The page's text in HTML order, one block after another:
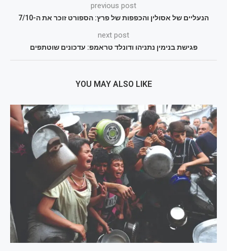
previous post
הנעליים של אסולין והכפפות של פרץ: הספורט זוכר את ה-7/10
next post
פגישת בנימין נתניהו ודונלד טראמפ: עדכונים שוטתפים
YOU MAY ALSO LIKE